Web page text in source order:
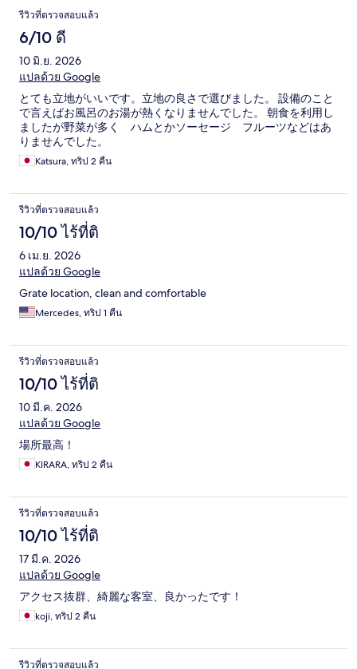
รีวิวที่ตรวจสอบแล้ว
6/10 ดี
10 มิ.ย. 2026
แปลด้วย Google
とても立地がいいです。立地の良さで選びました。 設備のこと
で言えばお風呂のお湯が熱くなりませんでした。 朝食を利用し
ましたが野菜が多く ハムとかソーセージ フルーツなどはあ
りませんでした。
Katsura, ทริป 2 คืน
รีวิวที่ตรวจสอบแล้ว
10/10 ไร้ที่ติ
6 เม.ย. 2026
แปลด้วย Google
Grate location, clean and comfortable
Mercedes, ทริป 1 คืน
รีวิวที่ตรวจสอบแล้ว
10/10 ไร้ที่ติ
10 มี.ค. 2026
แปลด้วย Google
場所最高！
KIRARA, ทริป 2 คืน
รีวิวที่ตรวจสอบแล้ว
10/10 ไร้ที่ติ
17 มี.ค. 2026
แปลด้วย Google
アクセス抜群、綺麗な客室、良かったです！
koji, ทริป 2 คืน
รีวิวที่ตรวจสอบแล้ว